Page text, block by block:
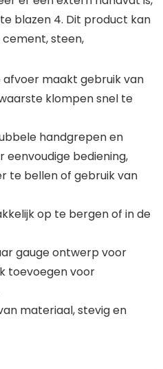
blazen 4. Dit product kan
cement, steen,
afvoer maakt gebruik van
klompen snel te
handgrepen en
bediening,
te bellen of gebruik van
op te bergen of in de
gauge ontwerp voor
toevoegen voor
materiaal, stevig en